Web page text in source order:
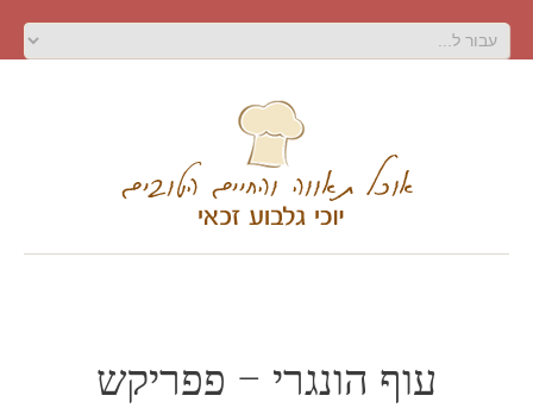
עוף הונגרי – פפריקש